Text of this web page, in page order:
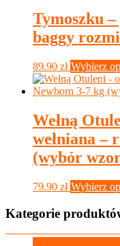
Tymoszku
baggy
89.90 zł Wybierz
Wełną
wełniana –
(wybór
79.90 zł Wybierz
Kategorie